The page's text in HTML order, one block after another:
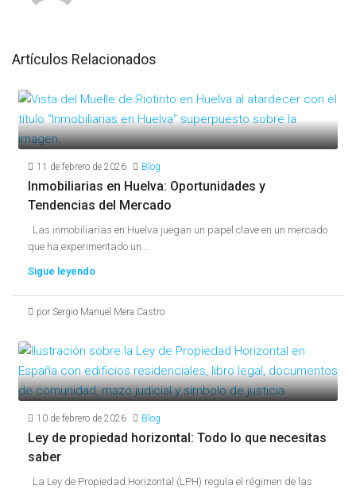
Artículos Relacionados
11 de febrero de 2026 Blog
Inmobiliarias en Huelva: Oportunidades y
Tendencias del Mercado
Las inmobiliarias en Huelva juegan un papel clave en un mercado
que ha experimentado un...
Sigue leyendo
por Sergio Manuel Mera Castro
10 de febrero de 2026 Blog
Ley de propiedad horizontal: Todo lo que necesitas
saber
La Ley de Propiedad Horizontal (LPH) regula el régimen de las